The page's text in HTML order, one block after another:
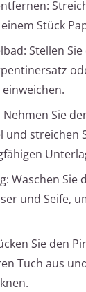
Stück
Stellen
Sie
und streichen
Waschen Sie
und Seife,
Sie den
Tuch aus